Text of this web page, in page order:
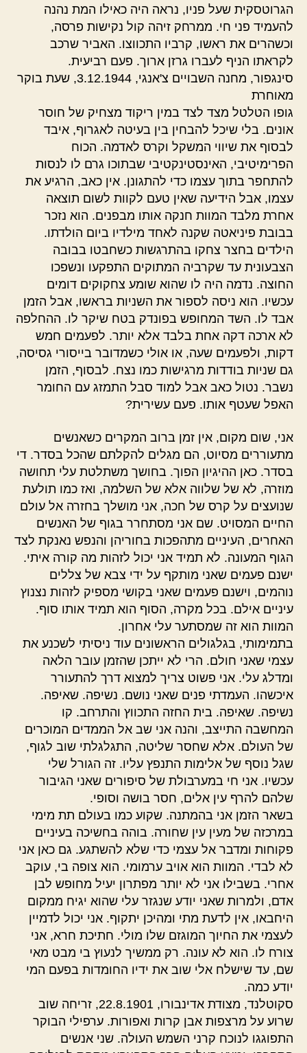
הגרוטסקית שעל פניו, נראה היה כאילו המת נהנה
להעמיד פני חי. ממרחק זיהה קול נקישות פרסה,
וכשהרים את ראשו, קרביו התכווצו. האביר שרכב
לקראתו הניף לעברו גרזן ארוך. פעם רביעית.
סינגפור, מחנה השבויים צ'אנגי, 3.12.1944, שעת בוקר
מאוחרת
גופו הטלטל מצד לצד במין ריקוד מצחיק של חוסר
אונים. בלי שיכל להבחין בין בעיטה לאגרוף, איבד
לבסוף את שיווי המשקל וקרס לאדמה. הכוח
הפרימיטיבי, האינסטינקטיבי שבתוכו גרם לו לנסות
להתחפר בתוך עצמו כדי להתגונן. אין כאב, הרגיע את
עצמו, אבל הידיעה שאין טעם לקוות לשום תוצאה
אחרת מלבד המוות חנקה אותו מבפנים. הוא נזכר
בבובת פיניאטה שקנה לאחד מילדיו ביום הולדתו.
הילדים בחצר צחקו בהתרגשות כשחבטו בבובה
הצבעונית עד שקרביה המתוקים התפקעו ונשפכו
החוצה. נדמה היה לו שהוא שומע צחקוקים דומים
עכשיו. הוא ניסה לספור את השניות בראשו, אבל הזמן
אבד לו. השד המחופש בפונדק בטח שיקר לו. ההחלפה
לא ארכה דקה אחת בלבד אלא יותר. לפעמים חמש
דקות, ולפעמים שעה, או אולי כשמדובר בייסורי גסיסה,
גם שניות בודדות מרגישות כמו נצח. לבסוף, הזמן
נשבר. נטול כאב אבל למוד סבל התמזג עם החומר
האפל שעטף אותו. פעם עשירית?
אני, שום מקום, אין זמן ברוב המקרים כשאנשים
מתעוררים מסיוט, הם מגלים להקלתם שהכל בסדר. די
בסדר. כאן ההיגיון הפוך. בחושך משתלטת עלי תחושה
מוזרה, לא של שלווה אלא של השלמה, ואז כמו תולעת
שנועצים על קרס של חכה, אני מושלך בחזרה אל עולם
החיים המסויט. שם אני מסתחרר בגוף של האנשים
האחרים, העיניים מתהפכות בחוריהן והנפש נאנקת לצד
הגוף המעונה. לא תמיד אני יכול לזהות מה קורה איתי.
ישנם פעמים שאני מותקף על ידי צבא של צללים
נוהמים, וישנם פעמים שאני בקושי מספיק לזהות נצנוץ
עיניים אילם. בכל מקרה, הסוף הוא תמיד אותו סוף.
המוות הוא זה שמסתער עלי אחרון.
בתמימותי, בגלגולים הראשונים עוד ניסיתי לשכנע את
עצמי שאני חולם. הרי לא ייתכן שהזמן עובר הלאה
ומדלג עלי. אני פשוט צריך למצוא דרך להתעורר
איכשהו. העמדתי פנים שאני נושם. נשיפה. שאיפה.
נשיפה. שאיפה. בית החזה התכווץ והתרחב. קו
המחשבה התייצב, והנה אני שב אל הממדים המוכרים
של העולם. אלא שחסר שליטה, התגלגלתי שוב לגוף,
שגל נוסף של אלימות התנפץ עליו. זה הגורל שלי
עכשיו. אני חי במערבולת של סיפורים שאני הגיבור
שלהם להרף עין אלים, חסר בושה וסופי.
בשאר הזמן אני בהמתנה. שקוע כמו בעולם תת מימי
במרכזה של מעין עין שחורה. בוהה בחשיכה בעיניים
פקוחות ומדבר אל עצמי כדי שלא להשתגע. גם כאן אני
לא לבדי. המוות הוא אויב ערמומי. הוא צופה בי, עוקב
אחרי. בשבילו אני לא יותר מפתרון יעיל מחופש לבן
אדם, ולמרות שאני יודע שנגזר עלי שהוא יגיח ממקום
היחבאו, אין לדעת מתי ומהיכן יתקוף. אני יכול לדמיין
לעצמי את החיוך המוגזם שלו מולי. חתיכת חרא, אני
צורח לו. הוא לא עונה. רק ממשיך לנעוץ בי מבט מאי
שם, עד שישלח אלי שוב את ידיו החומדות בפעם המי
יודע כמה.
סקוטלנד, מצודת אדינבורו, 22.8.1901, זריחה שוב
שרוע על מרצפות אבן קרות ואפורות. ערפילי הבוקר
התפוגגו לנוכח קרני השמש העולה. שני אנשים